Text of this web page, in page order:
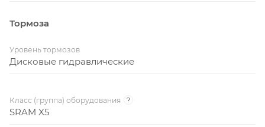
Тормоза
Уровень тормозов
Дисковые гидравлические
Класс (группа) оборудования ?
SRAM X5